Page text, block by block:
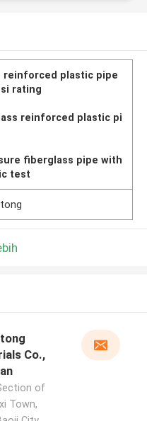
reinforced plastic pipe
rating
reinforced plastic pi
fiberglass pipe with
test
Co.,
of
Town,